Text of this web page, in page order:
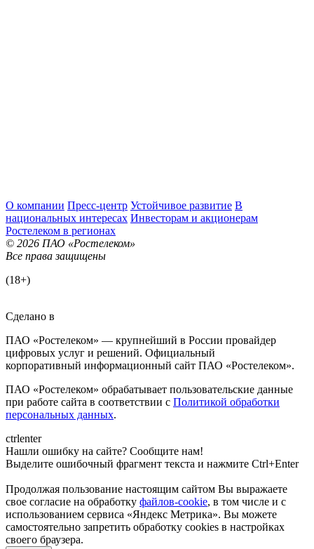
О компании Пресс-центр Устойчивое развитие В
национальных интересах Инвесторам и акционерам
Ростелеком в регионах
© 2026 ПАО «Ростелеком»
Все права защищены
(18+)
Сделано в
ПАО «Ростелеком» — крупнейший в России провайдер
цифровых услуг и решений. Официальный
корпоративный информационный сайт ПАО «Ростелеком».
ПАО «Ростелеком» обрабатывает пользовательские данные
при работе сайта в соответствии с Политикой обработки
персональных данных.
ctrlenter
Нашли ошибку на сайте? Сообщите нам!
Выделите ошибочный фрагмент текста и нажмите Ctrl+Enter
Продолжая пользование настоящим сайтом Вы выражаете
свое согласие на обработку файлов-cookie, в том числе и с
использованием сервиса «Яндекс Метрика». Вы можете
самостоятельно запретить обработку cookies в настройках
своего браузера.